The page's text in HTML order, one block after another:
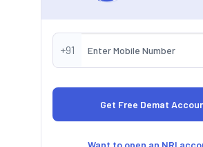
+91
Want to open an NRI